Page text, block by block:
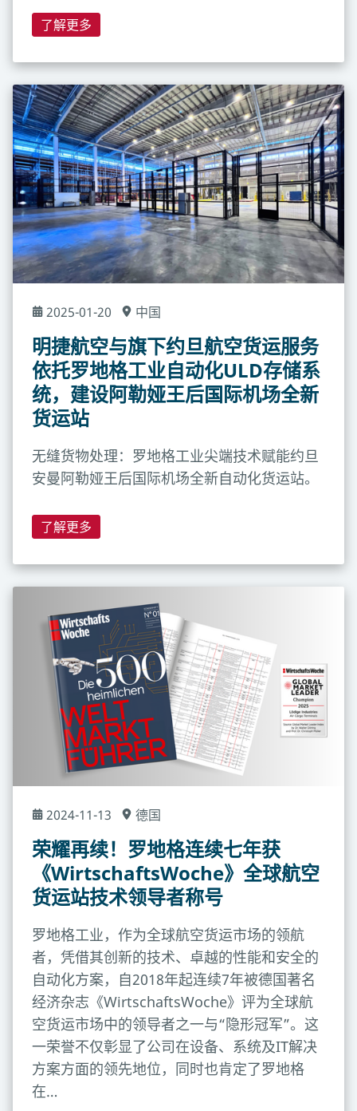
了解更多
2025-01-20 中国
明捷航空与旗下约旦航空货运服务
依托罗地格工业自动化ULD存储系
统，建设阿勒娅王后国际机场全新
货运站
无缝货物处理：罗地格工业尖端技术赋能约旦
安曼阿勒娅王后国际机场全新自动化货运站。
了解更多
2024-11-13 德国
荣耀再续！罗地格连续七年获
《WirtschaftsWoche》全球航空
货运站技术领导者称号
罗地格工业，作为全球航空货运市场的领航
者，凭借其创新的技术、卓越的性能和安全的
自动化方案，自2018年起连续7年被德国著名
经济杂志《WirtschaftsWoche》评为全球航
空货运市场中的领导者之一与“隐形冠军”。这
一荣誉不仅彰显了公司在设备、系统及IT解决
方案方面的领先地位，同时也肯定了罗地格
在…